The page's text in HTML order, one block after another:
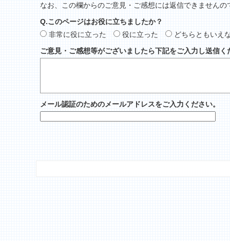
なお、この欄からのご意見・ご感想には返信できませんの
Q.このページはお役に立ちましたか？
非常に役に立った
役に立った
どちらともいえ
ご意見・ご感想等がございましたら下記をご入力し送信く
メール認証のためのメールアドレスをご入力ください。